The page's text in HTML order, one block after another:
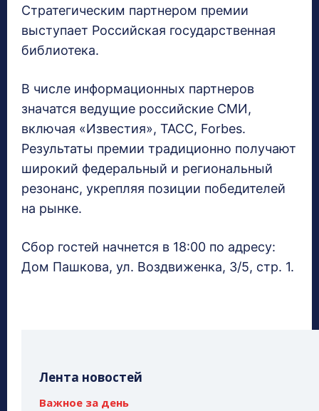
Стратегическим партнером премии
выступает Российская государственная
библиотека.
В числе информационных партнеров
значатся ведущие российские СМИ,
включая «Известия», ТАСС, Forbes.
Результаты премии традиционно получают
широкий федеральный и региональный
резонанс, укрепляя позиции победителей
на рынке.
Сбор гостей начнется в 18:00 по адресу:
Дом Пашкова, ул. Воздвиженка, 3/5, стр. 1.
Лента новостей
Важное за день